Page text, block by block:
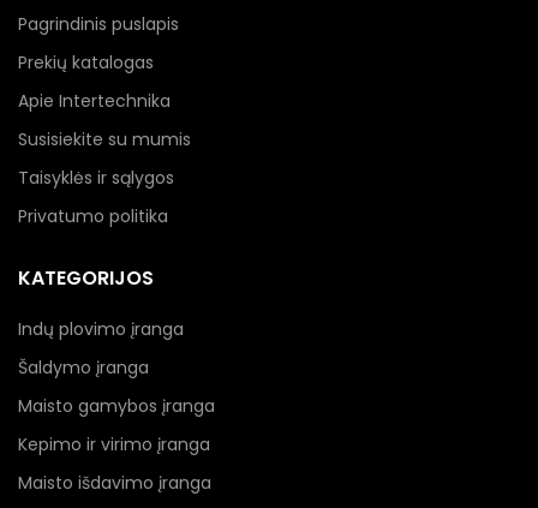
Pagrindinis puslapis
Prekių katalogas
Apie Intertechnika
Susisiekite su mumis
Taisyklės ir sąlygos
Privatumo politika
KATEGORIJOS
Indų plovimo įranga
Šaldymo įranga
Maisto gamybos įranga
Kepimo ir virimo įranga
Maisto išdavimo įranga